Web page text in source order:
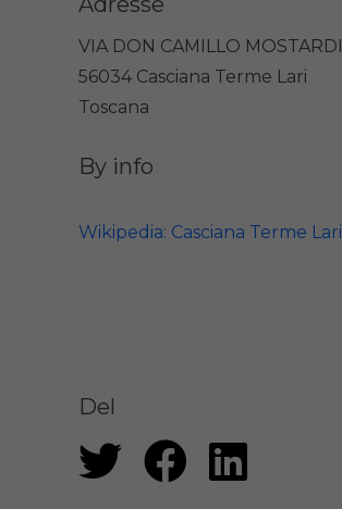
VIA DON CAMILLO MOSTARDI
56034 Casciana Terme Lari
Toscana
By info
Wikipedia: Casciana Terme Lari
Del